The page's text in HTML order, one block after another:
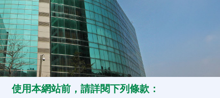
使用本網站前，請詳閱下列條款：